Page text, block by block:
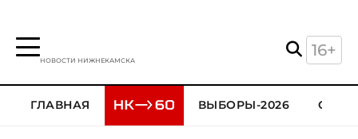
НОВОСТИ НИЖНЕКАМСКА
16+
ГЛАВНАЯ ВЫБОРЫ-2026